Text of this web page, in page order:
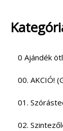
0 Ajándék
00. AKCIÓ!
01.
02.